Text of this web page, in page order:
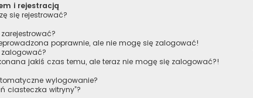
i rejestracją
się rejestrować?
poprawnie, ale nie mogę się zalogować!
jakiś czas temu, ale teraz nie mogę się zalogować?!
wylogowanie?
ciasteczka witryny”?